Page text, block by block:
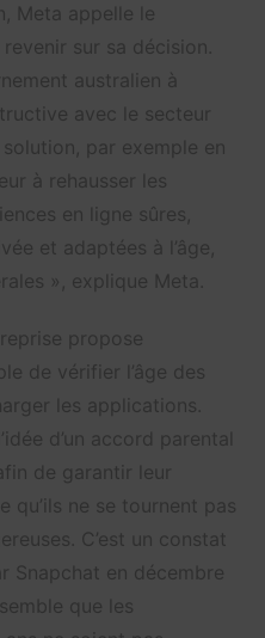
Meta appelle le
sur sa décision.
australien à
avec le secteur
par exemple en
à rehausser les
en ligne sûres,
et adaptées à l’âge,
», explique Meta.
propose
de vérifier l’âge des
les applications.
d’un accord parental
de garantir leur
qu’ils ne se tournent pas
C’est un constat
Snapchat en décembre
que les